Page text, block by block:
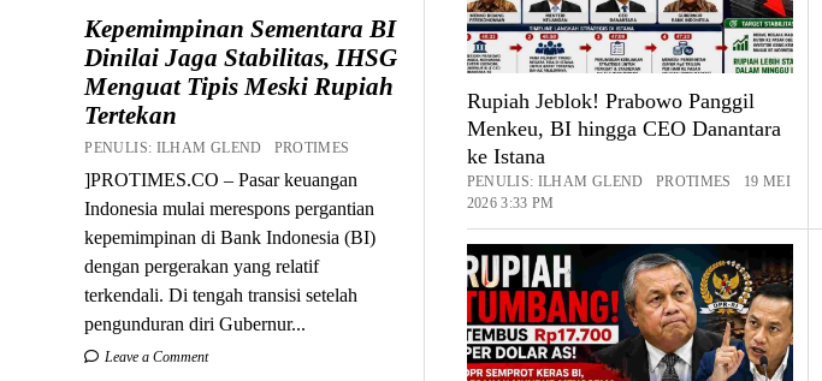
Kepemimpinan Sementara BI
Dinilai Jaga Stabilitas, IHSG
Menguat Tipis Meski Rupiah
Tertekan
PENULIS: ILHAM GLEND PROTIMES
]PROTIMES.CO – Pasar keuangan
Indonesia mulai merespons pergantian
kepemimpinan di Bank Indonesia (BI)
dengan pergerakan yang relatif
terkendali. Di tengah transisi setelah
pengunduran diri Gubernur...
Leave a Comment
Rupiah Jeblok! Prabowo Panggil
Menkeu, BI hingga CEO Danantara
ke Istana
PENULIS: ILHAM GLEND PROTIMES 19 MEI
2026 3:33 PM